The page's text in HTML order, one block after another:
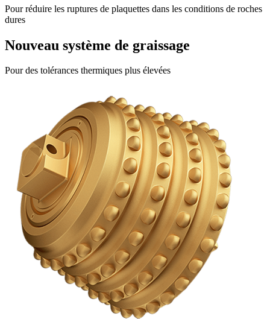
Pour réduire les ruptures de plaquettes dans les conditions de roches
dures
Nouveau système de graissage
Pour des tolérances thermiques plus élevées